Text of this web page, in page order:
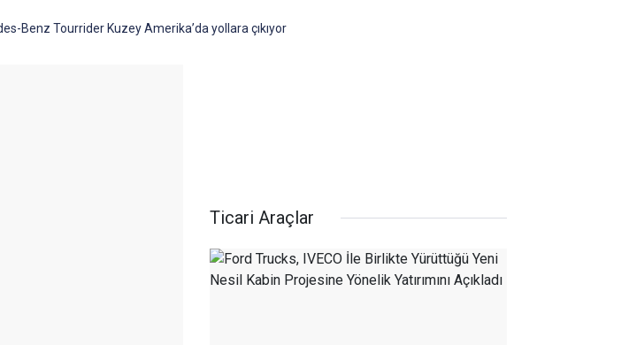
Benz Tourrider Kuzey Amerika’da yollara çıkıyor
Ticari Araçlar